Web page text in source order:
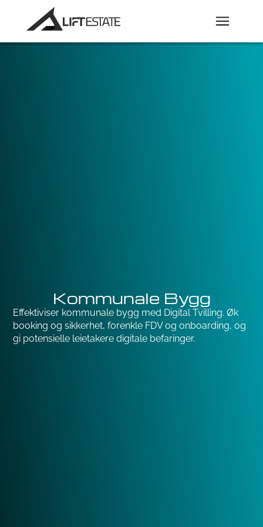
Kommunale Bygg
Effektiviser kommunale bygg med Digital Tvilling. Øk
booking og sikkerhet, forenkle FDV og onboarding, og
gi potensielle leietakere digitale befaringer.